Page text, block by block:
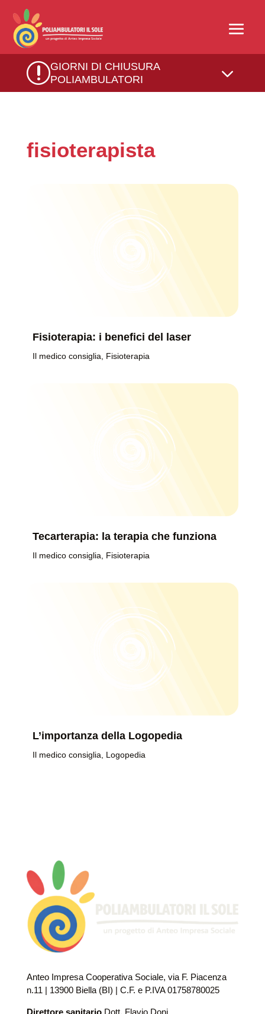
rGIORNI DI CHIUSURA
POLIAMBULATORI
3
fisioterapista
Fisioterapia: i benefici del laser
Il medico consiglia Fisioterapia
Tecarterapia: la terapia che funziona
Il medico consiglia Fisioterapia
L’importanza della Logopedia
Il medico consiglia Logopedia
Anteo Impresa Cooperativa Sociale, via F. Piacenza
n.11 | 13900 Biella (BI) | C.F. e P.IVA 01758780025